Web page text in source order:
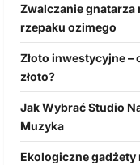
Zwalczanie gnatarza
rzepaku ozimego
Złoto inwestycyjne
złoto?
Jak Wybrać Studio
Muzyka
Ekologiczne